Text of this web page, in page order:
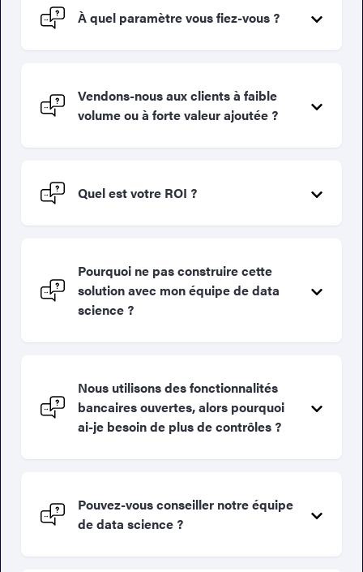
À quel paramètre vous fiez-vous ?
Vendons-nous aux clients à faible
volume ou à forte valeur ajoutée ?
Quel est votre ROI ?
Pourquoi ne pas construire cette
solution avec mon équipe de data
science ?
Nous utilisons des fonctionnalités
bancaires ouvertes, alors pourquoi
ai-je besoin de plus de contrôles ?
Pouvez-vous conseiller notre équipe
de data science ?